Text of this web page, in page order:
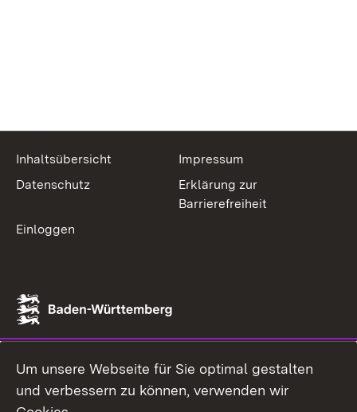
Inhaltsübersicht
Impressum
Datenschutz
Erklärung zur
Barrierefreiheit
Einloggen
Um unsere Webseite für Sie optimal gestalten
und verbessern zu können, verwenden wir